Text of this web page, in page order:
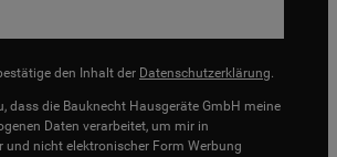
den Inhalt der Datenschutzerklärung.
dass die Bauknecht Hausgeräte GmbH meine
Daten verarbeitet, um mir in
und nicht elektronischer Form Werbung